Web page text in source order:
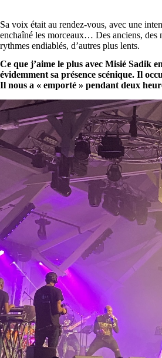
Sa voix était au rendez-vous, avec une
enchaîné les morceaux… Des anciens, des
rythmes endiablés, d’autres plus lents.
Ce que j’aime le plus avec Misié Sadik
évidemment sa présence scénique. Il
Il nous a « emporté » pendant deux